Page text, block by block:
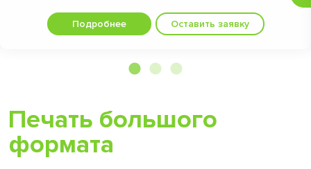
Подробнее Оставить заявку
Печать большого
формата